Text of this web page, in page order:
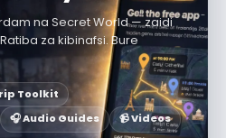
na Secret World — zaidi
za kibinafsi. Bure
Toolkit
🎧 Audio Guides 📹 Videos